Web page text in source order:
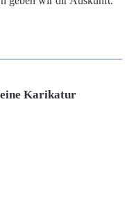
Karikatur